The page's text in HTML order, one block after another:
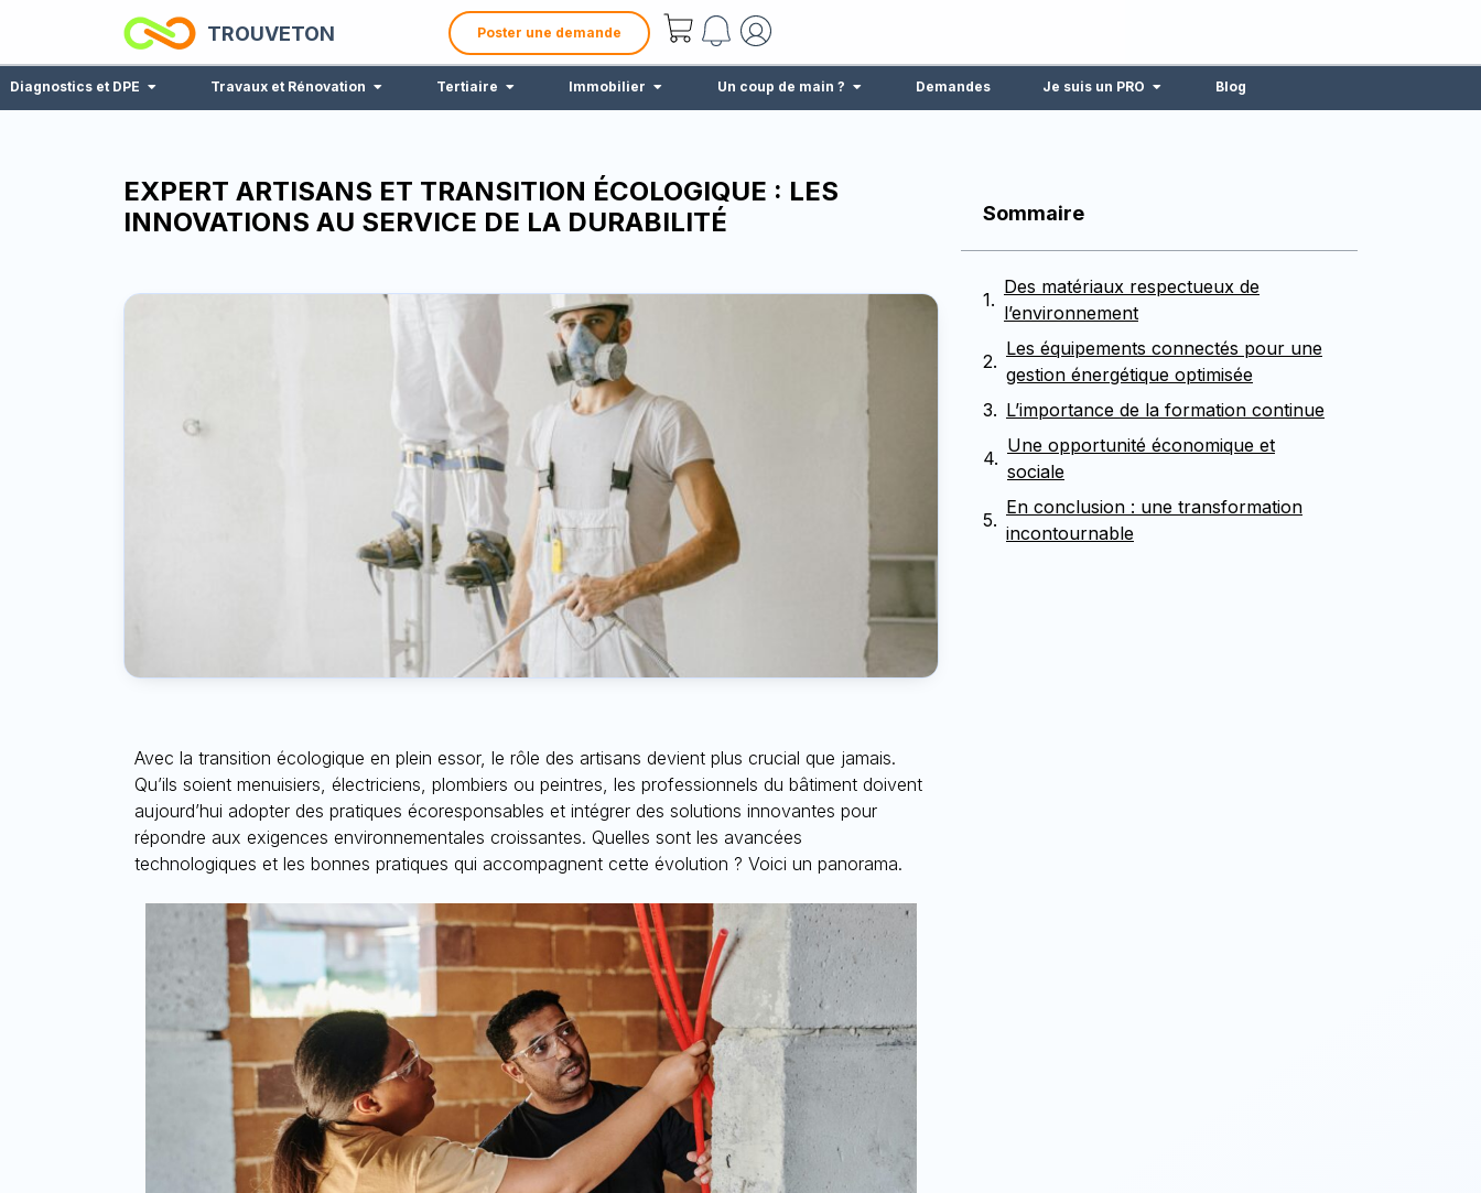
TROUVETON Poster une demande
Diagnostics et DPE Travaux et Rénovation Tertiaire Immobilier Un coup de main ? Demandes Je suis un PRO Blog
EXPERT ARTISANS ET TRANSITION ÉCOLOGIQUE : LES
INNOVATIONS AU SERVICE DE LA DURABILITÉ
Avec la transition écologique en plein essor, le rôle des artisans devient plus crucial que jamais.
Qu’ils soient menuisiers, électriciens, plombiers ou peintres, les professionnels du bâtiment doivent
aujourd’hui adopter des pratiques écoresponsables et intégrer des solutions innovantes pour
répondre aux exigences environnementales croissantes. Quelles sont les avancées
technologiques et les bonnes pratiques qui accompagnent cette évolution ? Voici un panorama.
Sommaire
Des matériaux respectueux de
l’environnement
Les équipements connectés pour une
gestion énergétique optimisée
L’importance de la formation continue
Une opportunité économique et
sociale
En conclusion : une transformation
incontournable